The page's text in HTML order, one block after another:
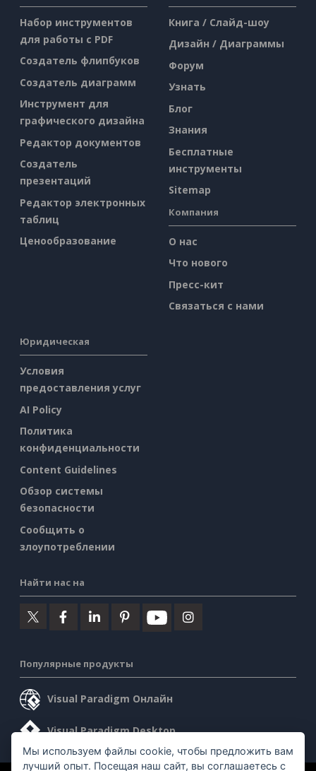
Набор инструментов
для работы с PDF
Создатель флипбуков
Создатель диаграмм
Инструмент для
графического дизайна
Редактор документов
Создатель
презентаций
Редактор электронных
таблиц
Ценообразование
Книга / Слайд-шоу
Дизайн / Диаграммы
Форум
Узнать
Блог
Знания
Бесплатные
инструменты
Sitemap
Компания
О нас
Что нового
Пресс-кит
Связаться с нами
Юридическая
Условия
предоставления услуг
AI Policy
Политика
конфиденциальности
Content Guidelines
Обзор системы
безопасности
Сообщить о
злоупотреблении
Найти нас на
Популярные продукты
Visual Paradigm Онлайн
Visual Paradigm Desktop
Мы используем файлы cookie, чтобы предложить вам
лучший опыт. Посещая наш сайт, вы соглашаетесь с